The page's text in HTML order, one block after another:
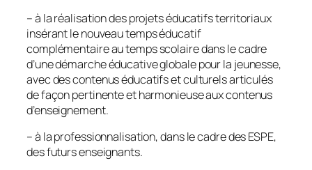
– à la réalisation des projets éducatifs territoriaux
insérant le nouveau temps éducatif
complémentaire au temps scolaire dans le cadre
d’une démarche éducative globale pour la jeunesse,
avec des contenus éducatifs et culturels articulés
de façon pertinente et harmonieuse aux contenus
d’enseignement.
– à la professionnalisation, dans le cadre des ESPE,
des futurs enseignants.